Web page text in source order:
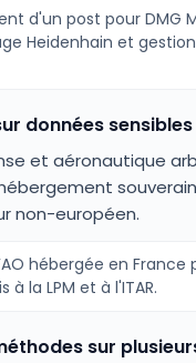
d'un post pour DMG
Heidenhain et gestion
données sensibles
et aéronautique
non-européen.
hébergée en France
la LPM et à l'ITAR.
sur